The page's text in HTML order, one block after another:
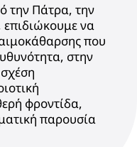
την Πάτρα, την
επιδιώκουμε να
που
στην
φροντίδα,
παρουσία